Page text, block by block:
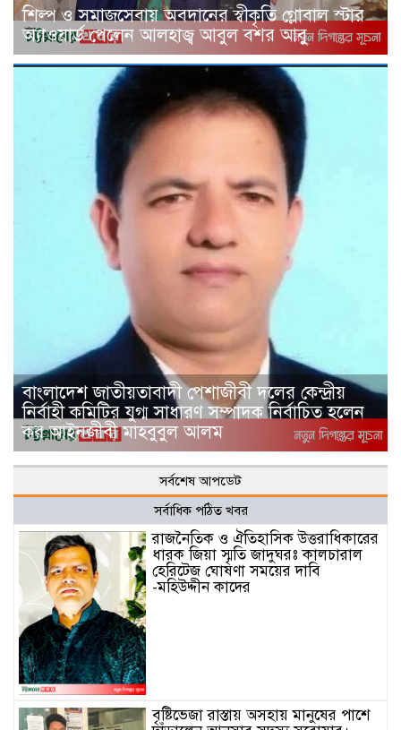
শিল্প ও সমাজসেবায় অবদানের স্বীকৃতি গ্লোবাল স্টার
অ্যাওয়ার্ড পেলেন আলহাজ্ব আবুল বশর আবু
বাংলাদেশ জাতীয়তাবাদী পেশাজীবী দলের কেন্দ্রীয়
নির্বাহী কমিটির যুগ্ম সাধারণ সম্পাদক নির্বাচিত হলেন
কর আইনজীবী মাহবুবুল আলম
সর্বশেষ আপডেট
সর্বাধিক পঠিত খবর
রাজনৈতিক ও ঐতিহাসিক উত্তরাধিকারের
ধারক জিয়া স্মৃতি জাদুঘরঃ কালচারাল
হেরিটেজ ঘোষণা সময়ের দাবি
-মহিউদ্দীন কাদের
বৃষ্টিভেজা রাস্তায় অসহায় মানুষের পাশে